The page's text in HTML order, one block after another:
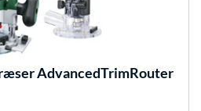
AdvancedTrimRouter